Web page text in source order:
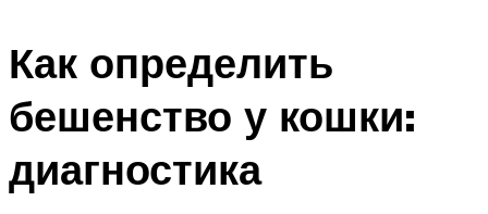
Как определить
бешенство у кошки:
диагностика